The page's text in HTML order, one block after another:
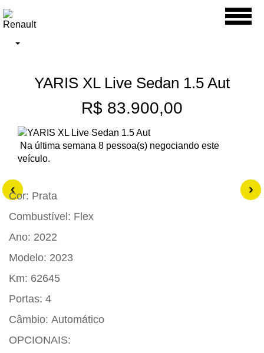
YARIS XL Live Sedan 1.5 Aut
R$ 83.900,00
‹ ›
Na última semana 8 pessoa(s) negociando este
veículo.
Cor: Prata
Combustível: Flex
Ano: 2022
Modelo: 2023
Km: 62645
Portas: 4
Câmbio: Automático
OPCIONAIS: